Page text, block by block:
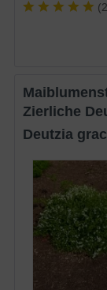
(
Maiblumenstrauch 'Nikko' /
Zierliche
Deutzia